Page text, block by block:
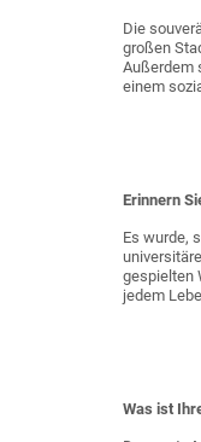
Die
großen
Außerdem
einem
Erinnern
Es wurde,
gespielten
jedem
Was ist